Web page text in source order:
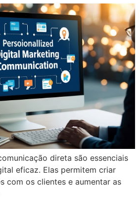
direta são essenciais
eficaz. Elas permitem criar
com os clientes e aumentar as